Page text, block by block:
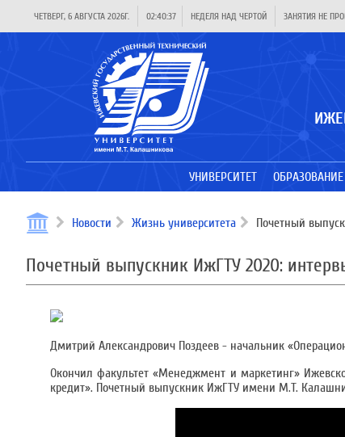
ЧЕТВЕРГ, 6 АВГУСТА 2026Г. 02:40:37 НЕДЕЛЯ НАД ЧЕРТОЙ ЗАНЯТИЯ НЕ
УНИВЕРСИТЕТ ОБРАЗОВАНИЕ
Новости Жизнь университета Почетный
Почетный выпускник ИжГТУ 2020:
Дмитрий Александрович Поздеев - начальник
Окончил факультет «Менеджмент и маркетинг»
кредит». Почетный выпускник ИжГТУ имени М.Т.